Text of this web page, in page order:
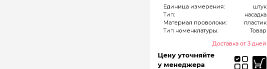
Единица измерения:
штук
Тип:
насадка
Материал проволоки:
пластик
Тип номенклатуры:
Товар
Доставка от 3 дней
Цену уточняйте
у менеджера